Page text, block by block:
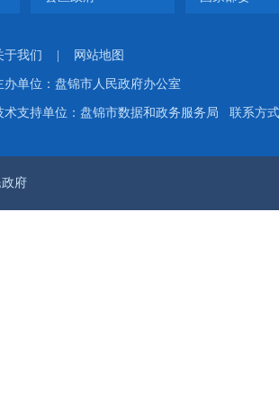
于我们 网站地图
办单位：盘锦市人民政府办公室
术支持单位：盘锦市数据和政务服务局 联系方
府